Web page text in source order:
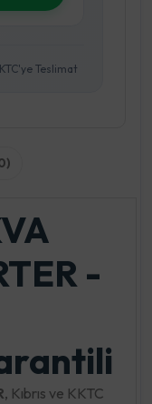
Teslimat
-
, Kıbrıs ve KKTC